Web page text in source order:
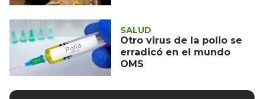
SALUD
Otro virus de la polio se
erradicó en el mundo
OMS